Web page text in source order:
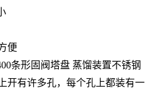
便
条形固阀塔盘 蒸馏装置不锈钢
开有许多孔，每个孔上都装有一